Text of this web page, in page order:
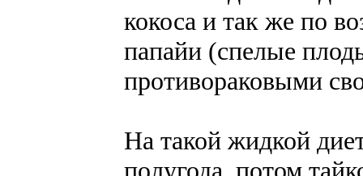
кокоса и так же по
папайи (спелые
противораковыми
На такой жидкой